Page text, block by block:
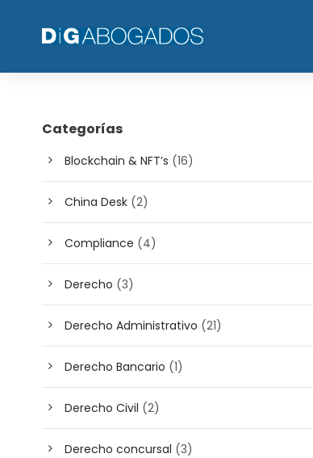
Categorías
Blockchain & NFT’s (16)
China Desk (2)
Compliance (4)
Derecho (3)
Derecho Administrativo (21)
Derecho Bancario (1)
Derecho Civil (2)
Derecho concursal (3)